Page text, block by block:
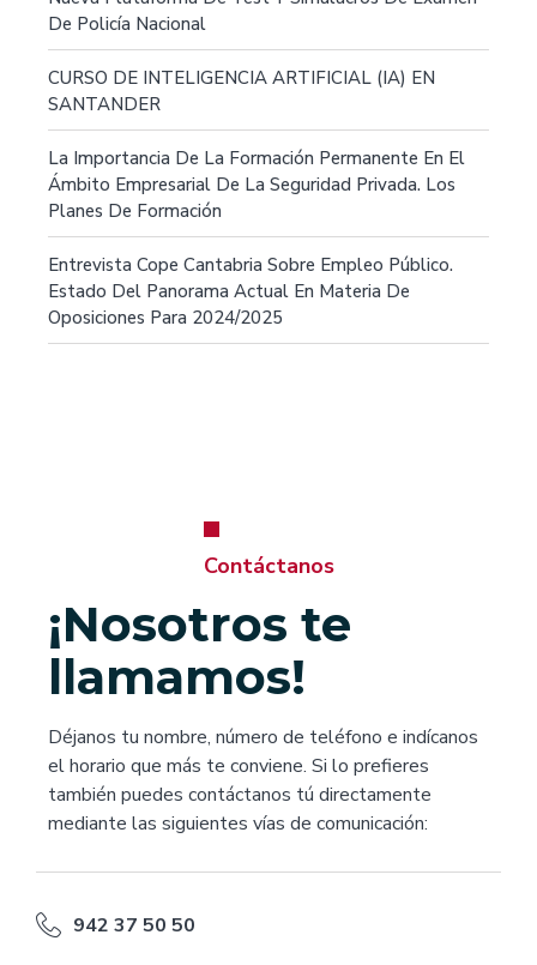
De Policía Nacional
CURSO DE INTELIGENCIA ARTIFICIAL (IA) EN
SANTANDER
La Importancia De La Formación Permanente En El
Ámbito Empresarial De La Seguridad Privada. Los
Planes De Formación
Entrevista Cope Cantabria Sobre Empleo Público.
Estado Del Panorama Actual En Materia De
Oposiciones Para 2024/2025
Contáctanos
¡Nosotros te
llamamos!
Déjanos tu nombre, número de teléfono e indícanos
el horario que más te conviene. Si lo prefieres
también puedes contáctanos tú directamente
mediante las siguientes vías de comunicación:
942 37 50 50